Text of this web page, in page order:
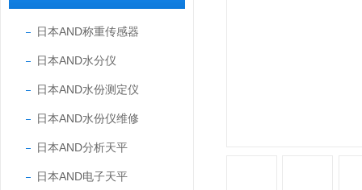
日本AND称重传感器
日本AND水分仪
日本AND水份测定仪
日本AND水份仪维修
日本AND分析天平
日本AND电子天平